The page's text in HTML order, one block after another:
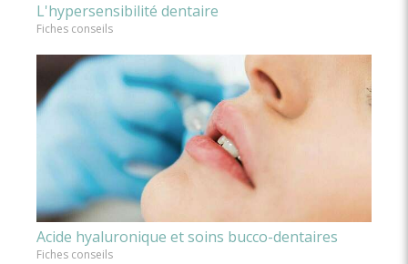
L'hypersensibilité dentaire
Fiches conseils
Acide hyaluronique et soins bucco-dentaires
Fiches conseils